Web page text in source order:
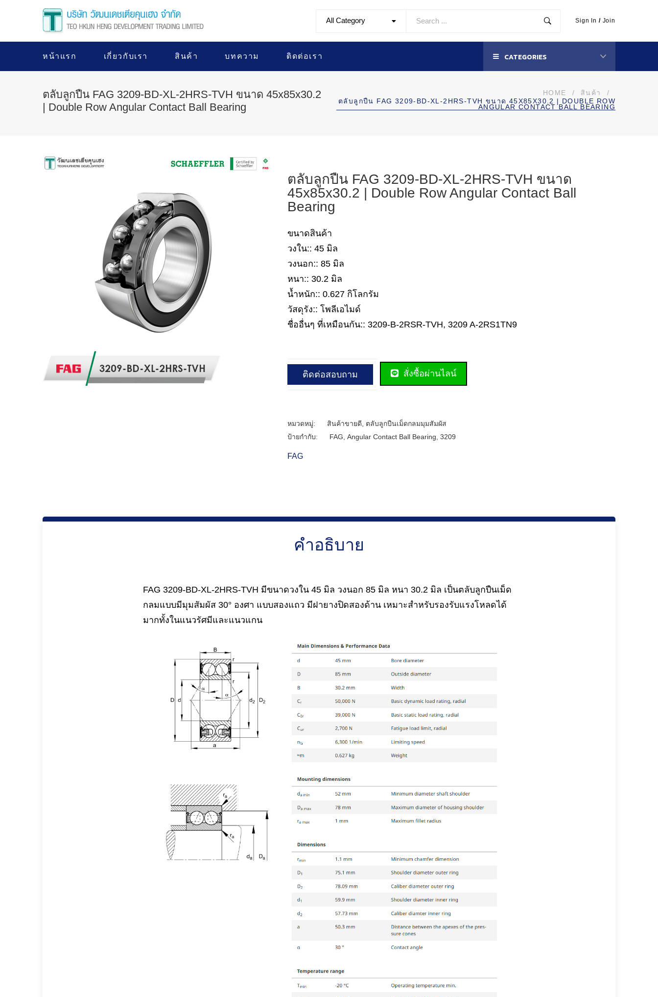
All Category Sign In / Join
หน้าแรก เกี่ยวกับเรา สินค้า บทความ ติดต่อเรา CATEGORIES
ตลับลูกปืน FAG 3209-BD-XL-2HRS-TVH ขนาด 45x85x30.2
| Double Row Angular Contact Ball Bearing
HOME / สินค้า
/
ตลับลูกปืน FAG 3209-BD-XL-2HRS-TVH ขนาด 45X85X30.2 | DOUBLE ROW
ANGULAR CONTACT BALL BEARING
ตลับลูกปืน FAG 3209-BD-XL-2HRS-TVH ขนาด
45x85x30.2 | Double Row Angular Contact Ball
Bearing
ขนาดสินค้า
วงใน:: 45 มิล
วงนอก:: 85 มิล
หนา:: 30.2 มิล
น้ำหนัก:: 0.627 กิโลกรัม
วัสดุรัง:: โพลีเอไมด์
ชื่ออื่นๆ ที่เหมือนกัน:: 3209-B-2RSR-TVH, 3209 A-2RS1TN9
ติดต่อสอบถาม สั่งซื้อผ่านไลน์
หมวดหมู่: สินค้าขายดี
ตลับลูกปืนเม็ดกลมมุมสัมผัส
ป้ายกำกับ:
FAG Angular Contact Ball Bearing 3209
FAG
คำอธิบาย
FAG 3209-BD-XL-2HRS-TVH มีขนาดวงใน 45 มิล วงนอก 85 มิล หนา 30.2 มิล เป็นตลับลูกปืนเม็ด
กลมแบบมีมุมสัมผัส 30° องศา แบบสองแถว มีฝายางปิดสองด้าน เหมาะสำหรับรองรับแรงโหลดได้
มากทั้งในแนวรัศมีและแนวแกน